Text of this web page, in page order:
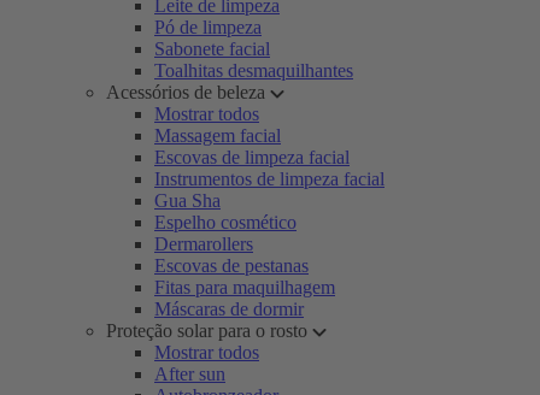
Leite de limpeza
Pó de limpeza
Sabonete facial
Toalhitas desmaquilhantes
Acessórios de beleza
Mostrar todos
Massagem facial
Escovas de limpeza facial
Instrumentos de limpeza facial
Gua Sha
Espelho cosmético
Dermarollers
Escovas de pestanas
Fitas para maquilhagem
Máscaras de dormir
Proteção solar para o rosto
Mostrar todos
After sun